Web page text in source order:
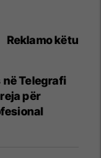
Reklamo këtu
Telegrafi
për